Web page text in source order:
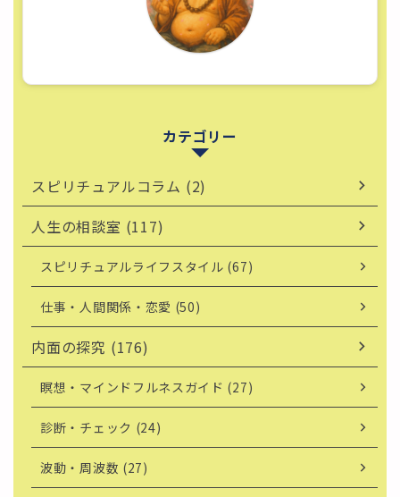
カテゴリー
スピリチュアルコラム (2)
人生の相談室 (117)
スピリチュアルライフスタイル (67)
仕事・人間関係・恋愛 (50)
内面の探究 (176)
瞑想・マインドフルネスガイド (27)
診断・チェック (24)
波動・周波数 (27)